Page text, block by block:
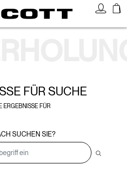
FÜR SUCHE
ERGEBNISSE FÜR
SUCHEN SIE?